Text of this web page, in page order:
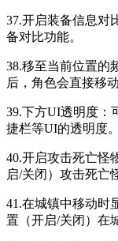
37.开启装备信息对
备对比功能。
38.移至当前位置的
后，角色会直接移
39.下方UI透明度：
捷栏等UI的透明度。
40.开启攻击死亡怪
启/关闭）攻击死亡
41.在城镇中移动时
置（开启/关闭）在